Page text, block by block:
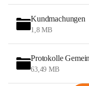
Kundmachungen
1,8 MB
Protokolle
63,49 MB